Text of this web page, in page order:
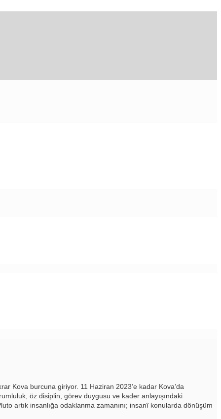
Kova burcuna giriyor. 11 Haziran 2023’e kadar Kova’da
öz disiplin, görev duygusu ve kader anlayışındaki
artık insanlığa odaklanma zamanını; insanî konularda dönüşüm